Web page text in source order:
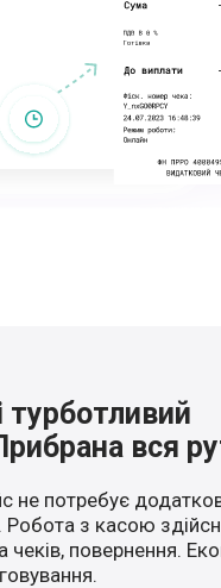
турботливий
вся
не потребує
Робота з касою
чеків, повернення.